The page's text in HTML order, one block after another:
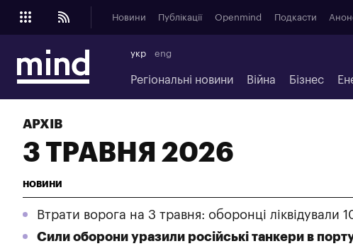
Новини Публікації Openmind Подкасти
укр eng
Регіональні новини Війна Бізнес
АРХІВ
3 ТРАВНЯ 2026
НОВИНИ
Втрати ворога на 3 травня: оборонці ліквідували
Сили оборони уразили російські танкери в